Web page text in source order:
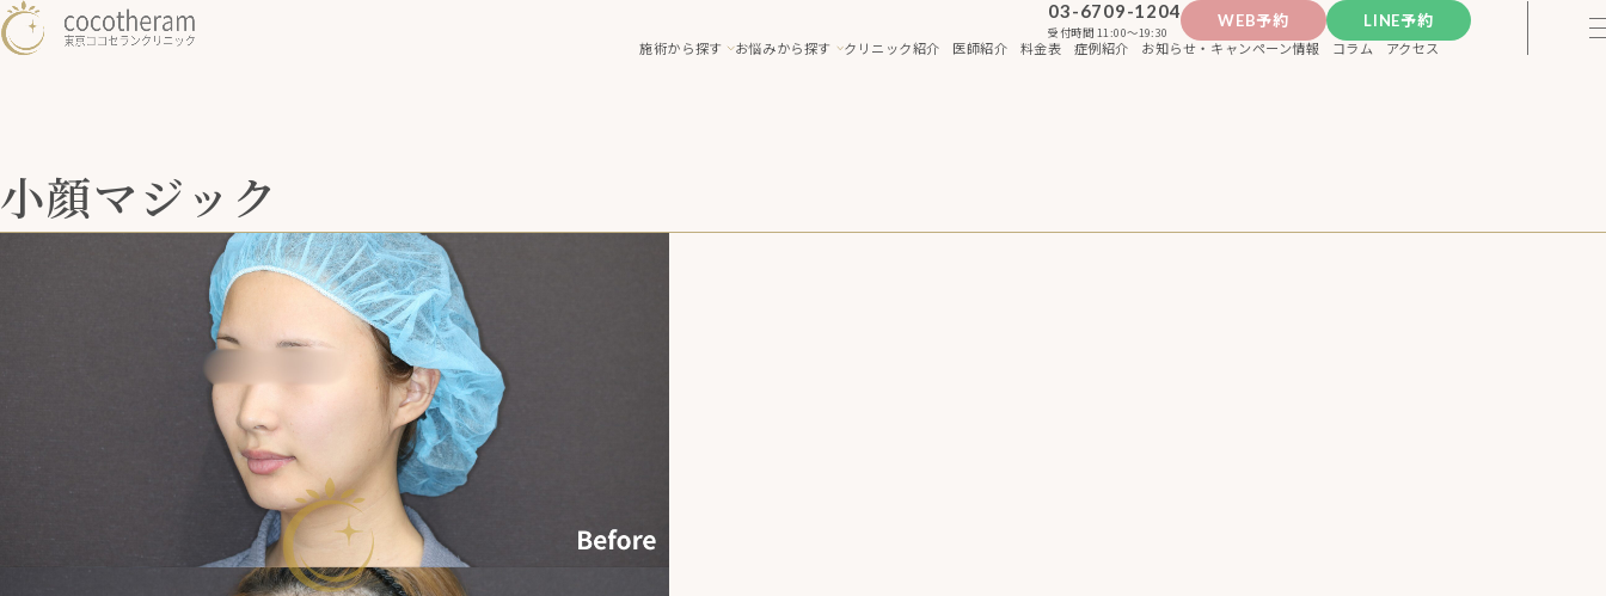
03-6709-1204
受付時間 11:00〜19:30
WEB予約
LINE予約
施術から探す
お悩みから探す クリニック紹介 医師紹介 料金表 症例紹介 お知らせ・キャンペーン情報 コラム アクセス
小顔マジック